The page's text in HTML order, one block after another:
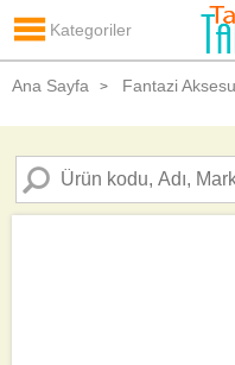
Kategoriler
Ana Sayfa > Fantazi